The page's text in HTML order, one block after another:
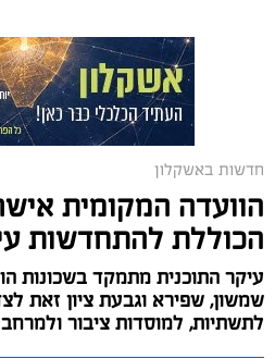
הספר רמת כרמים, שיפוצים
הילדים, במטרה לשפר את
ולצוותי החינוך סביבת לימודים
חדשות באשקלון
הוועדה המקומית
הכוללת להתחדשות
עיקר התוכנית מתמקד בשכונות
שמשון, שפירא וגבעת ציון זאת
לתשתיות, למוסדות ציבור ולמרחב